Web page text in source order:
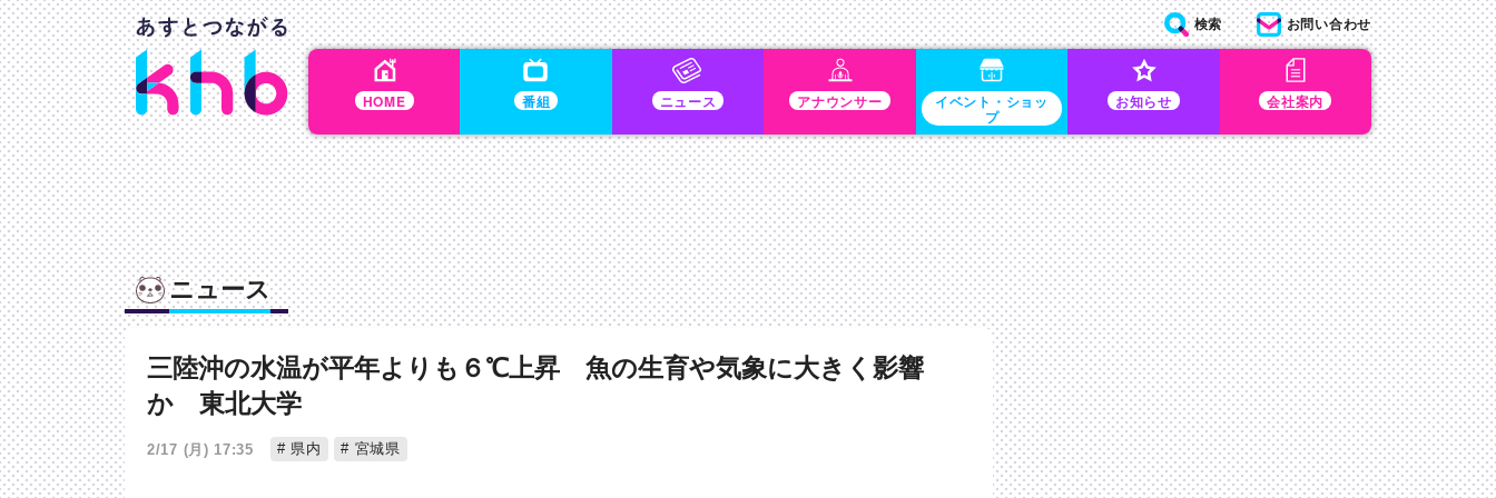
HOME 番組 ニュース アナウンサー イベント・ショッ
プ
お知らせ 会社案内
検索 お問い合わせ
ニュース
三陸沖の水温が平年よりも６℃上昇 魚の生育や気象に大きく影響
か 東北大学
2/17 (月) 17:35 県内 宮城県